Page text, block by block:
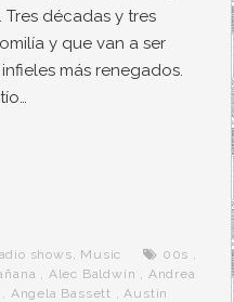
décadas y tres
y que van a ser
más renegados.
shows, Music 00s ,
, Alec Baldwin , Andrea
, Angela Bassett ,Austin